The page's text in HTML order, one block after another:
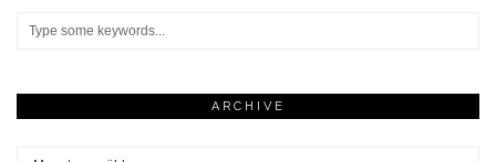
ARCHIVE